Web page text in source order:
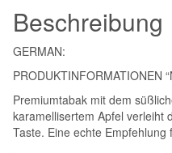
Beschreibung
GERMAN:
PRODUKTINFORMATIONEN
Premiumtabak mit dem
karamellisertem Apfel verleiht
Taste. Eine echte Empfehlung